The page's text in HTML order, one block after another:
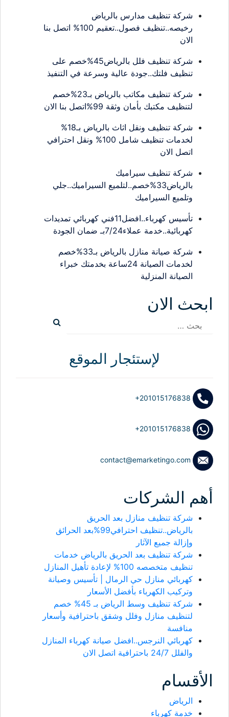
شركة تنظيف مدارس بالرياض
رخيصه..تنظيف فصول..تعقيم 100% اتصل بنا
الان
شركة تنظيف فلل بالرياض45%خصم على
تنظيف فلتك..جودة عالية وسرعة في التنفيذ
شركة تنظيف مكاتب بالرياض بـ23%خصم
لتنظيف مكتبك بأمان وثقة 99%اتصل بنا الان
شركة تنظيف ونقل اثاث بالرياض بـ18%
لخدمات تنظيف شامل 100% ونقل احترافي
اتصل الان
شركة تنظيف سيراميك
بالرياض33%خصم..لتلميع السيراميك..جلي
وتلميع السيراميك
تأسيس كهرباء..افضل11فني كهربائي تمديدات
كهربائية..خدمة عملاء7/24بـ ضمان الجودة
شركة صيانة منازل بالرياض بـ33%خصم
لخدمات الصيانة 24ساعة بخدمتك خبراء
الصيانة المنزلية
ابحث الان
البحث
لإستئجار الموقع
+201015176838
+201015176838
contact@emarketingo.com
أهم الشركات
شركة تنظيف منازل بعد الحريق
بالرياض..تنظيف احترافي99%بعد الحرائق
وإزالة جميع الآثار
شركة تنظيف بعد الحريق بالرياض خدمات
تنظيف متخصصه 100% لإعادة تأهيل المنازل
كهربائي منازل حي الرمال | تأسيس وصيانة
وتركيب الكهرباء بأفضل الأسعار
شركة تنظيف وسط الرياض بـ 45% خصم
لتنظيف منازل وفلل وشقق باحترافية وأسعار
منافسة
كهربائي النرجس..افضل صيانة كهرباء المنازل
والفلل 24/7 باحترافية اتصل الان
الأقسام
الرياض
خدمة كهرباء